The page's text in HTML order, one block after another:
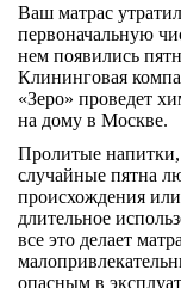
Ваш матрас утратил
первоначальную
нем появились
Клининговая
«Зеро» проведет
на дому в Москве.
Пролитые напитки,
случайные пятна
происхождения
длительное
все это делает
опасным в